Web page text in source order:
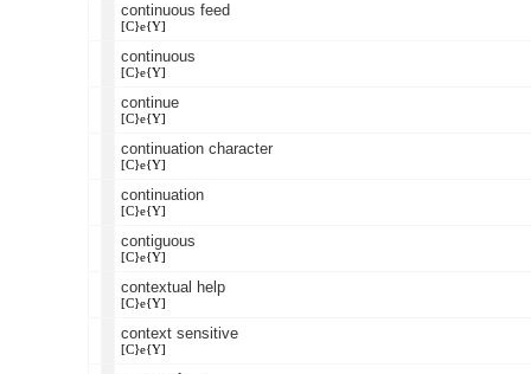
continuous feed
[C}e{Y]
continuous
[C}e{Y]
continue
[C}e{Y]
continuation character
[C}e{Y]
continuation
[C}e{Y]
contiguous
[C}e{Y]
contextual help
[C}e{Y]
context sensitive
[C}e{Y]